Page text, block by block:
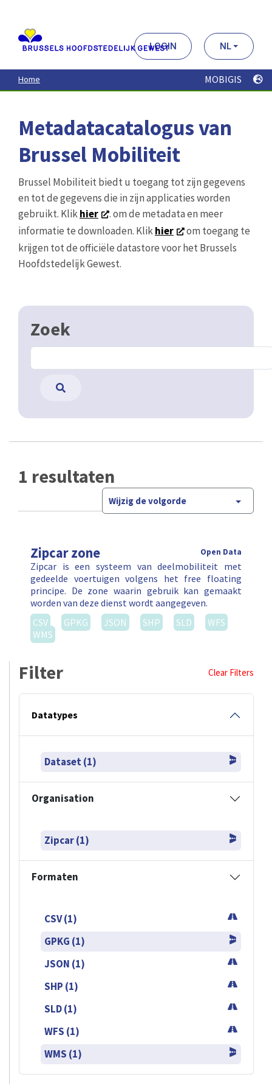
contenu
principal
LOGIN NL
Home MOBIGIS
Metadatacatalogus van
Brussel Mobiliteit
Brussel Mobiliteit biedt u toegang tot zijn gegevens
en tot de gegevens die in zijn applicaties worden
gebruikt. Klikhier
. om de metadata en meer
informatie te downloaden. Klikhier
om toegang te
krijgen tot de officiële datastore voor het Brussels
Hoofdstedelijk Gewest.
Zoek
1 resultaten
Wijzig de volgorde
Zipcar zone Open Data
Zipcar is een systeem van deelmobiliteit met
gedeelde voertuigen volgens het free floating
principe. De zone waarin gebruik kan gemaakt
worden van deze dienst wordt aangegeven.
CSV
GPKG JSON SHP SLD
WFS
WMS
Filter Clear Filters
Datatypes
Dataset (1)
Organisation
Zipcar (1)
Formaten
CSV (1)
GPKG (1)
JSON (1)
SHP (1)
SLD (1)
WFS (1)
WMS (1)